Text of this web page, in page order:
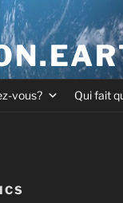
vous? Qui fait